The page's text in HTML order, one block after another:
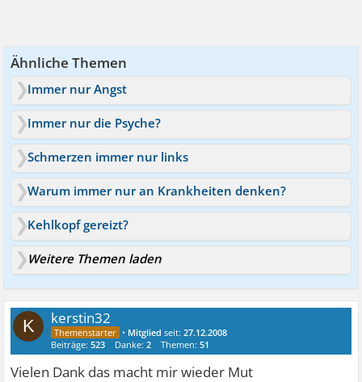
Ähnliche Themen
Immer nur Angst
Immer nur die Psyche?
Schmerzen immer nur links
Warum immer nur an Krankheiten denken?
Kehlkopf gereizt?
Weitere Themen laden
K kerstin32
• Mitglied seit:27.12.2008
Beiträge:523 Danke:2 Themen:51
Vielen Dank das macht mir wieder Mut